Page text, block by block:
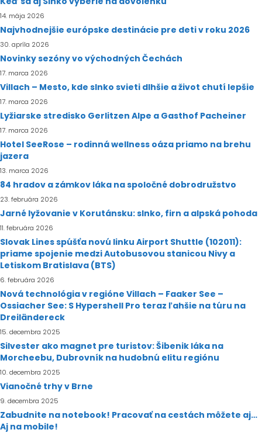
14. mája 2026
Najvhodnejšie európske destinácie pre deti v roku 2026
30. apríla 2026
Novinky sezóny vo východných Čechách
17. marca 2026
Villach – Mesto, kde slnko svieti dlhšie a život chutí lepšie
17. marca 2026
Lyžiarske stredisko Gerlitzen Alpe a Gasthof Pacheiner
17. marca 2026
Hotel SeeRose – rodinná wellness oáza priamo na brehu
jazera
13. marca 2026
84 hradov a zámkov láka na spoločné dobrodružstvo
23. februára 2026
Jarné lyžovanie v Korutánsku: slnko, firn a alpská pohoda
11. februára 2026
Slovak Lines spúšťa novú linku Airport Shuttle (102011):
priame spojenie medzi Autobusovou stanicou Nivy a
Letiskom Bratislava (BTS)
6. februára 2026
Nová technológia v regióne Villach – Faaker See –
Ossiacher See: S Hypershell Pro teraz ľahšie na túru na
Dreiländereck
15. decembra 2025
Silvester ako magnet pre turistov: Šibenik láka na
Morcheebu, Dubrovník na hudobnú elitu regiónu
10. decembra 2025
Vianočné trhy v Brne
9. decembra 2025
Zabudnite na notebook! Pracovať na cestách môžete aj…
Aj na mobile!